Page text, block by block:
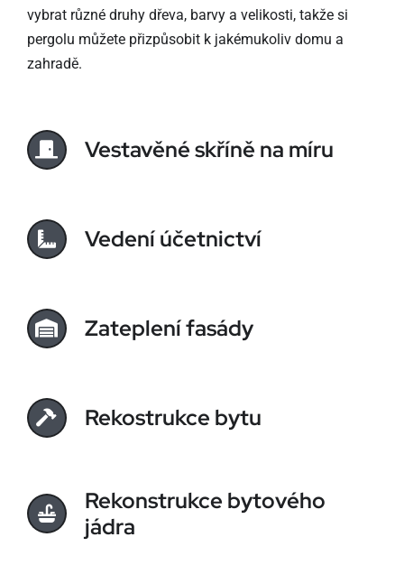
vybrat různé druhy dřeva, barvy a velikosti, takže si
pergolu můžete přizpůsobit k jakémukoliv domu a
zahradě.
Vestavěné skříně na míru
Vedení účetnictví
Zateplení fasády
Rekostrukce bytu
Rekonstrukce bytového
jádra